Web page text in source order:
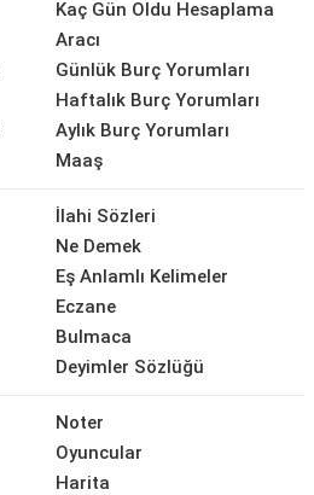
Kaç Gün Oldu Hesaplama
Aracı
Günlük Burç Yorumları
Haftalık Burç Yorumları
Aylık Burç Yorumları
Maaş
İlahi Sözleri
Ne Demek
Eş Anlamlı Kelimeler
Eczane
Bulmaca
Deyimler Sözlüğü
Noter
Oyuncular
Harita